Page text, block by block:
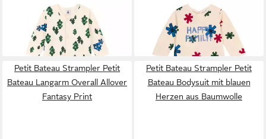
PETIT BATEAU
Strampler Petit Bateau
Strampler mitTannenbäumen
und Häusern
55,95 €
PETIT BATEAU
Strampler Petit Bateau
Strampler mit blauen, roten
und grünen Sternen
55,95 €
Petit Bateau Strampler Petit
Bateau Langarm Overall Allover
Fantasy Print
Petit Bateau Strampler Petit
Bateau Bodysuit mit blauen
Herzen aus Baumwolle